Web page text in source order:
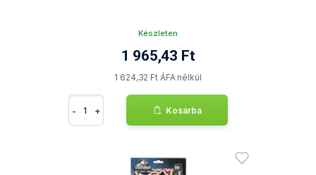
Készleten
1 965,43 Ft
1 624,32 Ft ÁFA nélkül
- + Kosárba